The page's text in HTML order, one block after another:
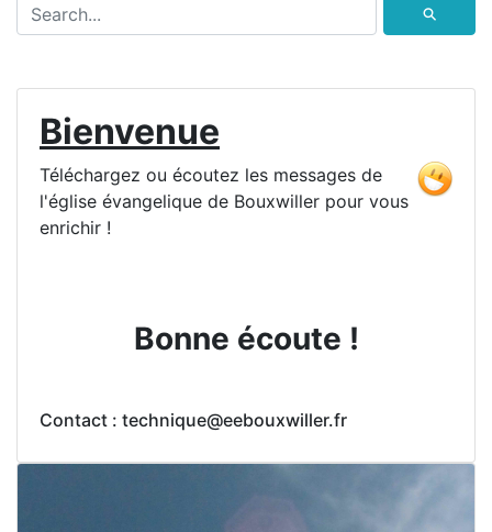
⚲
Bienvenue
Téléchargez ou écoutez les messages de
l'église évangelique de Bouxwiller pour vous
enrichir !
Bonne écoute !
Contact : technique@eebouxwiller.fr